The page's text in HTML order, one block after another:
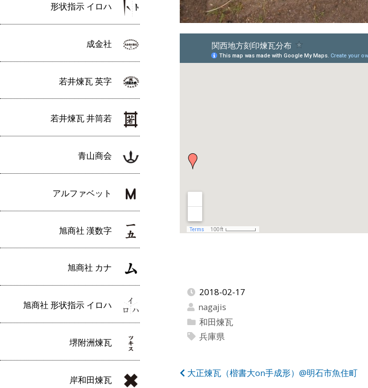
形状指示 イロハ
成金社
若井煉瓦 英字
若井煉瓦 井筒若
青山商会
アルファベット
旭商社 漢数字
旭商社 カナ
旭商社 形状指示 イロハ
堺附洲煉瓦
岸和田煉瓦
2018-02-17
nagajis
和田煉瓦
兵庫県
投大正煉瓦（楷書大on手成形）@明石市魚住町